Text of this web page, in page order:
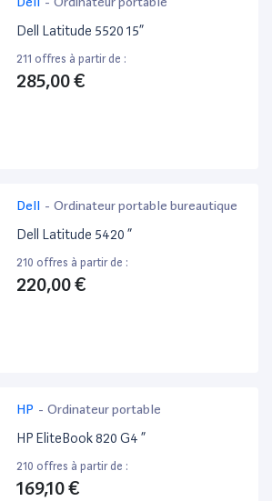
Dell Latitude 5520 15”
211 offres à partir de :
285,00 €
Dell - Ordinateur portable bureautique
Dell Latitude 5420 ”
210 offres à partir de :
220,00 €
HP - Ordinateur portable
HP EliteBook 820 G4 ”
210 offres à partir de :
169,10 €